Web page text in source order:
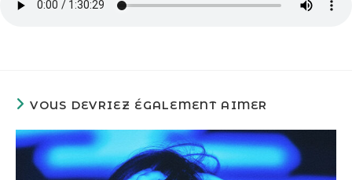
VOUS DEVRIEZ ÉGALEMENT AIMER